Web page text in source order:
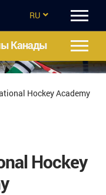
RU
CZ
UA
Канады
Hockey Academy
Hockey